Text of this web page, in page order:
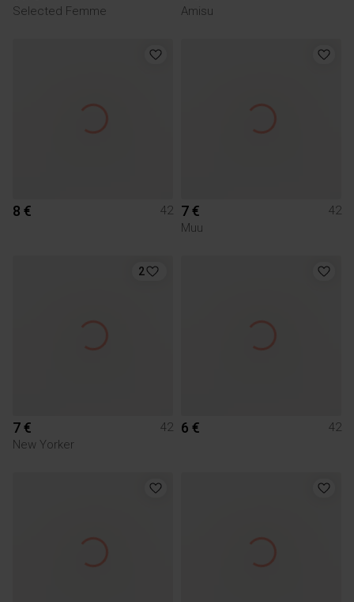
Selected Femme
Amisu
8 € 42 7 €
42
Muu
2
7 €
42
New Yorker
6 € 42